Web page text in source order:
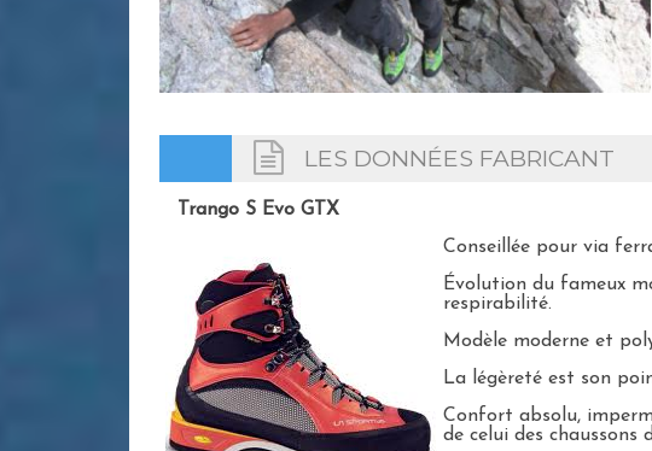
LES DONNÉES FABRICANT
Trango S Evo GTX
Conseillée pour via
Évolution du fameux
respirabilité.
Modèle moderne et
La légèreté est son
Confort absolu,
de celui des chaussons